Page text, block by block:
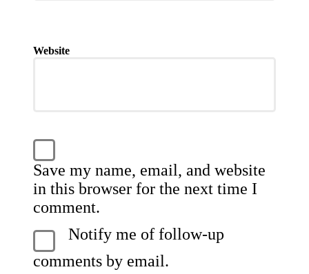
Website
Save my name, email, and website
in this browser for the next time I
comment.
Notify me of follow-up
comments by email.